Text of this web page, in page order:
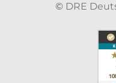
© DRE